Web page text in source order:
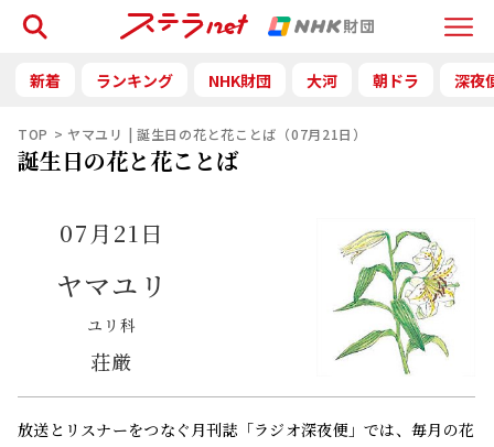
Menu
検索
新着 ランキング NHK財団 大河 朝ドラ 深夜
TOP ヤマユリ | 誕生日の花と花ことば（07月21日）
誕生日の花と花ことば
07月21日
ヤマユリ
ユリ科
荘厳
放送とリスナーをつなぐ月刊誌「ラジオ深夜便」では、毎月の花